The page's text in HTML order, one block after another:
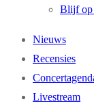
Blijf op
Nieuws
Recensies
Livestream